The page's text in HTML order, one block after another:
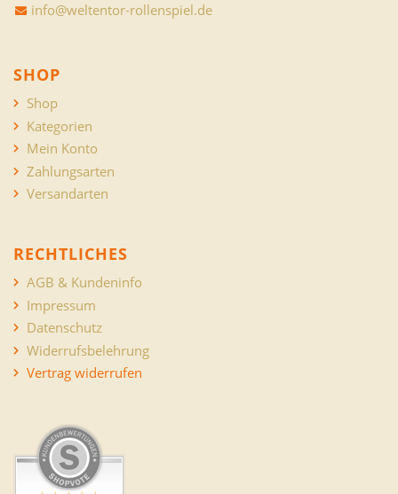
info@weltentor-rollenspiel.de
SHOP
Shop
Kategorien
Mein Konto
Zahlungsarten
Versandarten
RECHTLICHES
AGB & Kundeninfo
Impressum
Datenschutz
Widerrufsbelehrung
Vertrag widerrufen